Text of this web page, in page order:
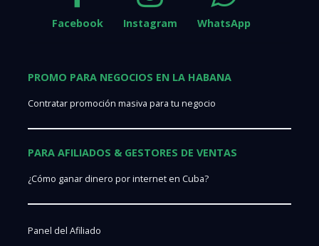
Facebook Instagram WhatsApp
PROMO PARA NEGOCIOS EN LA HABANA
Contratar promoción masiva para tu negocio
PARA AFILIADOS & GESTORES DE VENTAS
¿Cómo ganar dinero por internet en Cuba?
Panel del Afiliado